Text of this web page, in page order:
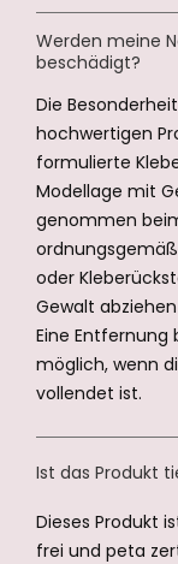
Werden meine
beschädigt?
Die
hochwertigen
formulierte
Modellage mit
genommen
oder
Gewalt
Eine Entfernung
möglich, wenn
vollendet ist.
Ist das Produkt
Dieses Produkt
frei und peta